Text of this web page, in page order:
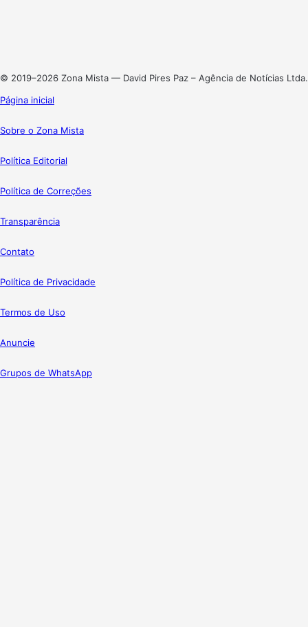
© 2019–2026 Zona Mista — David Pires Paz – Agência de Notícias Ltda.
Página inicial
Sobre o Zona Mista
Política Editorial
Política de Correções
Transparência
Contato
Política de Privacidade
Termos de Uso
Anuncie
Grupos de WhatsApp